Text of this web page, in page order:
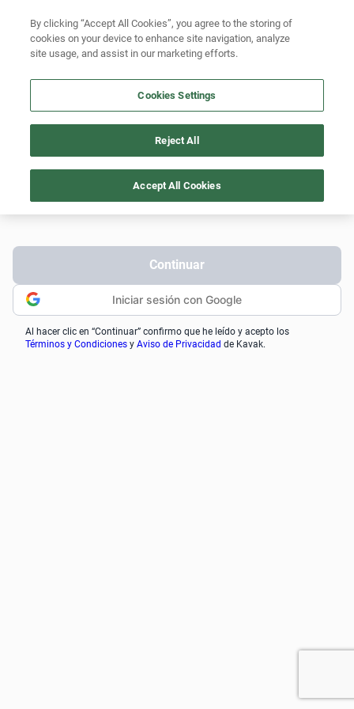
¡No dejes escapar esta
Iniciá sesión para apartar o agendar una visita.
(+54)
Continuar
Iniciar sesión con Google
Al hacer clic en “Continuar” confirmo que he leído y acepto los
Términos y Condiciones y Aviso de Privacidad de Kavak.
By clicking “Accept All Cookies”, you agree to the storing of
cookies on your device to enhance site navigation, analyze
site usage, and assist in our marketing efforts.
Cookies Settings
Reject All
Accept All Cookies